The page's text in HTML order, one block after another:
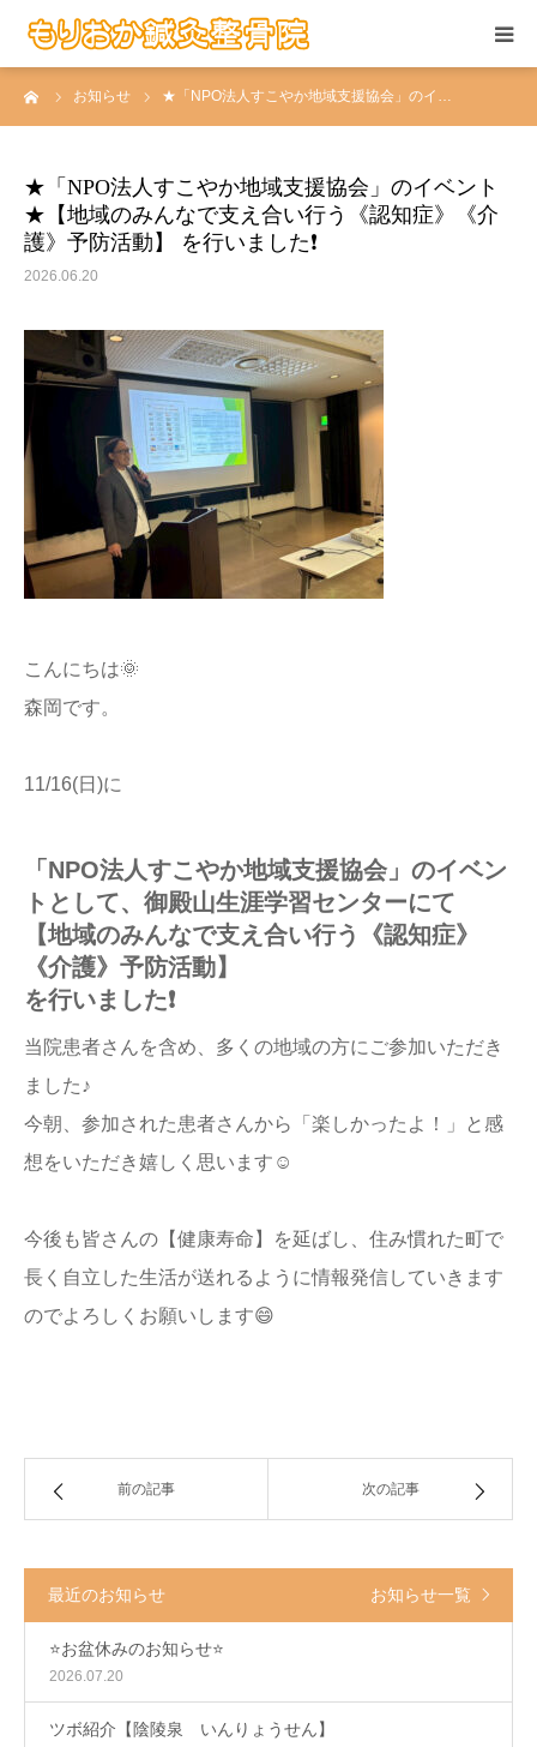
お知らせ ★「NPO法人すこやか地域支援協会」のイ…
★「NPO法人すこやか地域支援協会」のイベント
★【地域のみんなで支え合い行う《認知症》《介
護》予防活動】 を行いました❗️
2026.06.20
こんにちは🌞
森岡です。
11/16(日)に
「NPO法人すこやか地域支援協会」のイベン
トとして、御殿山生涯学習センターにて
【地域のみんなで支え合い行う《認知症》
《介護》予防活動】
を行いました❗️
当院患者さんを含め、多くの地域の方にご参加いただき
ました♪
今朝、参加された患者さんから「楽しかったよ！」と感
想をいただき嬉しく思います☺️
今後も皆さんの【健康寿命】を延ばし、住み慣れた町で
長く自立した生活が送れるように情報発信していきます
のでよろしくお願いします😄
前の記事 次の記事
最近のお知らせ お知らせ一覧
⭐️お盆休みのお知らせ⭐️
2026.07.20
ツボ紹介【陰陵泉 いんりょうせん】
当院の施術
患者さんの声
求人情報
アクセス